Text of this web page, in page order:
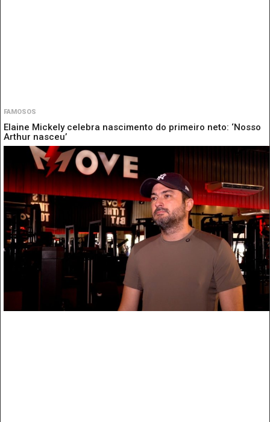
FAMOSOS
Elaine Mickely celebra nascimento do primeiro neto: ‘Nosso
Arthur nasceu’